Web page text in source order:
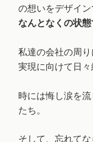
の想いをデザイン
なんとなくの状態
私達の会社の周
実現に向けて日々
時には悔し涙を
たち。
そして、忘れてな